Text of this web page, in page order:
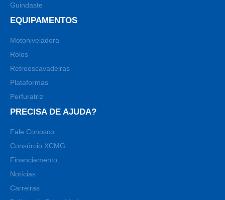
Guindaste
EQUIPAMENTOS
Motoniveladora
Rolos
Retroescavadeiras
Plataformas
Perfuratriz
PRECISA DE AJUDA?
Fale Conosco
Consórcio XCMG
Financiamento
Notícias
Carreiras